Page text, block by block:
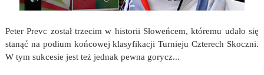
Peter Prevc został trzecim w historii Słoweńcem, któremu udało się
stanąć na podium końcowej klasyfikacji Turnieju Czterech Skoczni.
W tym sukcesie jest też jednak pewna gorycz...